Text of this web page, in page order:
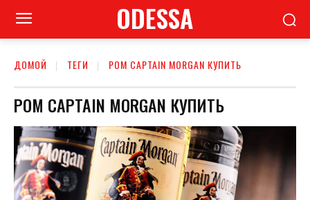
ODESSA
ДОМОЙ ТЕГИ РОМ CAPTAIN MORGAN КУПИТЬ
РОМ CAPTAIN MORGAN КУПИТЬ